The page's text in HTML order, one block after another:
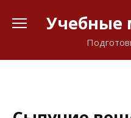
Учебные